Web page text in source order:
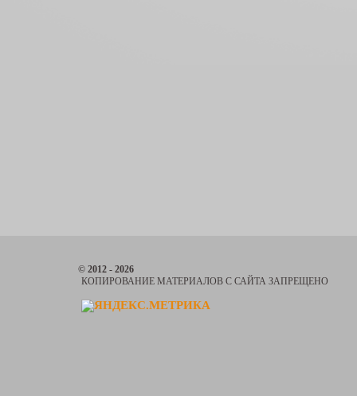
© 2012 - 2026
КОПИРОВАНИЕ МАТЕРИАЛОВ С САЙТА ЗАПРЕЩЕНО